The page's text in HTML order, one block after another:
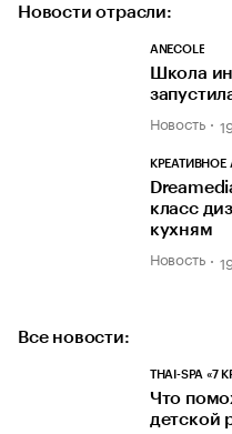
Новости отрасли:
ANECOLE
Школа
Новость
КРЕАТИВНОЕ
класс
кухням
Новость
Все новости:
THAI-SPA «7
Что
детской